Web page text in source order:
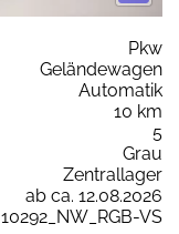
Pkw
Geländewagen
Automatik
10 km
5
Grau
Zentrallager
ab ca. 12.08.2026
10292_NW_RGB-VS